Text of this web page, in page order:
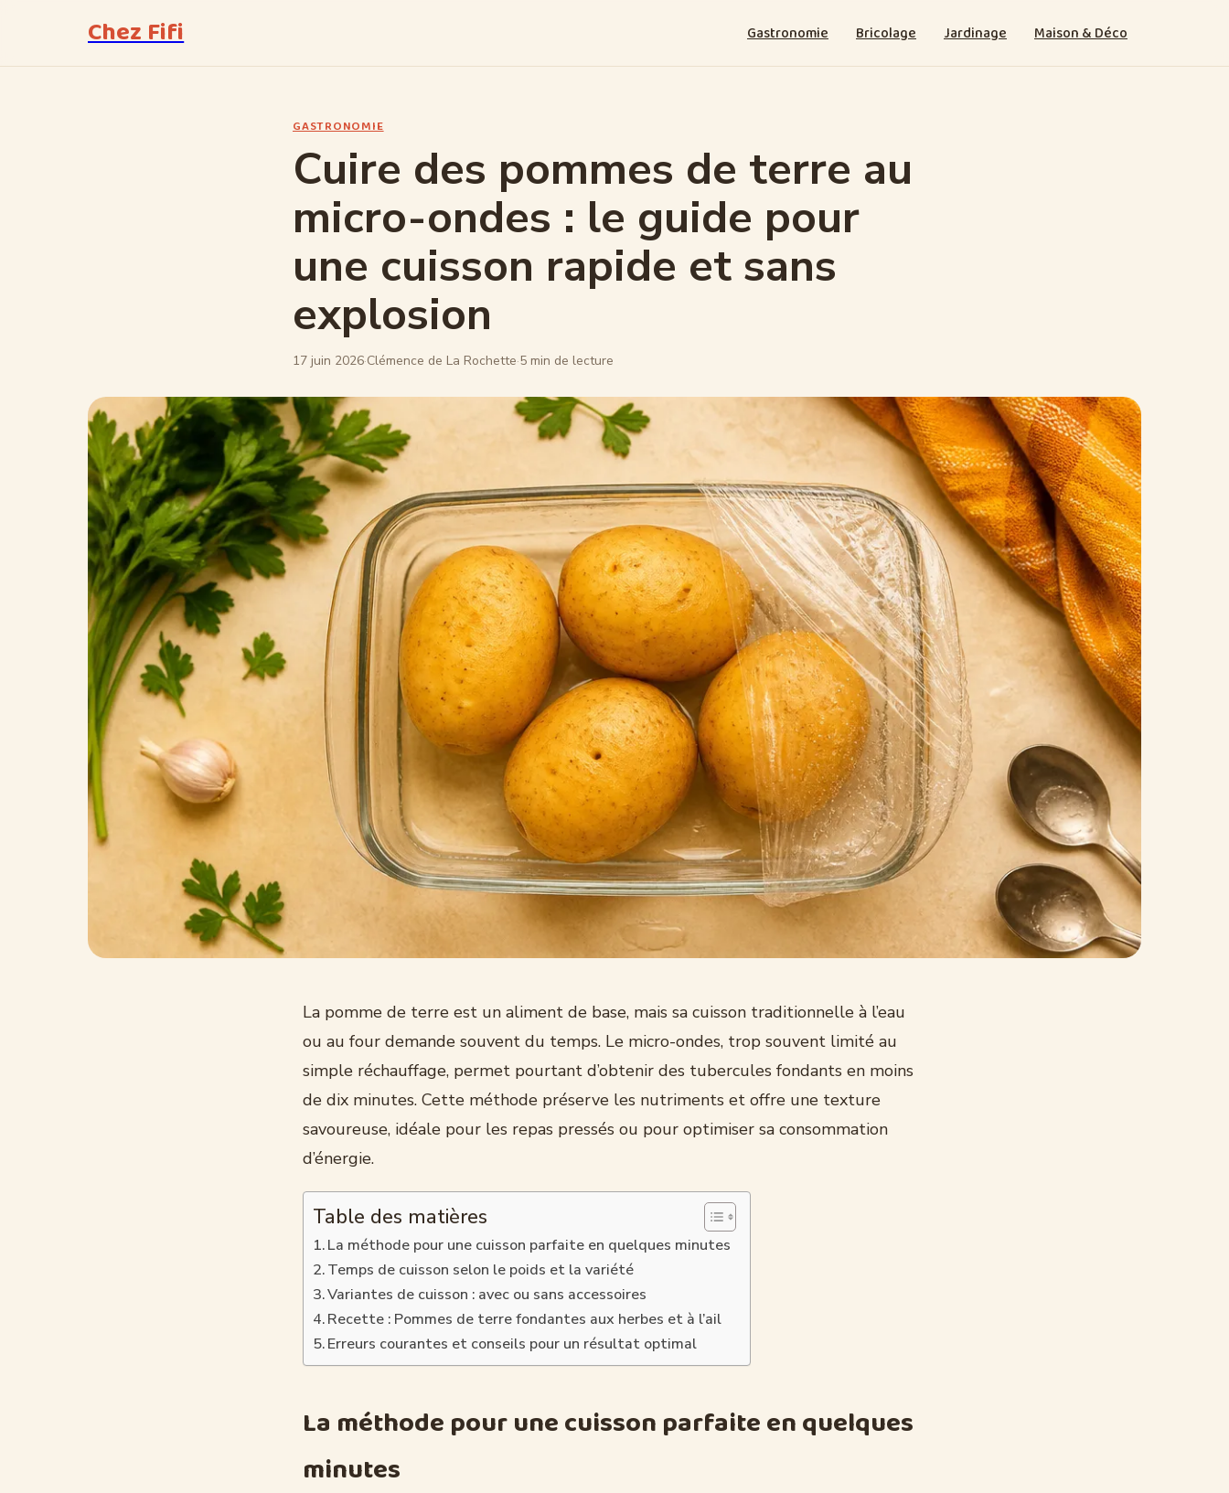
Chez Fifi Gastronomie Bricolage Jardinage Maison & Déco
GASTRONOMIE
Cuire des pommes de terre au
micro-ondes : le guide pour
une cuisson rapide et sans
explosion
17 juin 2026·Clémence de La Rochette·5 min de lecture
La pomme de terre est un aliment de base, mais sa cuisson traditionnelle à l’eau
ou au four demande souvent du temps. Le micro-ondes, trop souvent limité au
simple réchauffage, permet pourtant d’obtenir des tubercules fondants en moins
de dix minutes. Cette méthode préserve les nutriments et offre une texture
savoureuse, idéale pour les repas pressés ou pour optimiser sa consommation
d’énergie.
Table des matières
La méthode pour une cuisson parfaite en quelques minutes
Temps de cuisson selon le poids et la variété
Variantes de cuisson : avec ou sans accessoires
Recette : Pommes de terre fondantes aux herbes et à l’ail
Erreurs courantes et conseils pour un résultat optimal
La méthode pour une cuisson parfaite en quelques
minutes